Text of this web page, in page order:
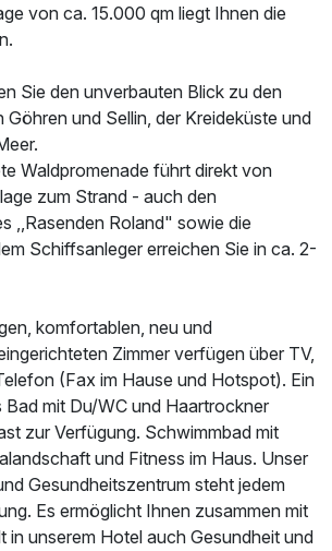
von ca. 15.000 qm liegt Ihnen die
Sie den unverbauten Blick zu den
Göhren und Sellin, der Kreideküste und
Waldpromenade führt direkt von
zum Strand - auch den
,,Rasenden Roland" sowie die
Schiffsanleger erreichen Sie in ca. 2-
komfortablen, neu und
Zimmer verfügen über TV,
(Fax im Hause und Hotspot). Ein
mit Du/WC und Haartrockner
zur Verfügung. Schwimmbad mit
und Fitness im Haus. Unser
Gesundheitszentrum steht jedem
Es ermöglicht Ihnen zusammen mit
in unserem Hotel auch Gesundheit und